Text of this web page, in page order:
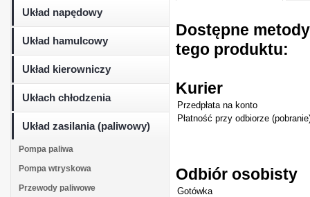
Układ napędowy
Układ hamulcowy
Układ kierowniczy
Ukłach chłodzenia
Układ zasilania (paliwowy)
Pompa paliwa
Pompa wtryskowa
Przewody paliwowe
Dostępne
tego produktu:
Kurier
Przedpłata na konto
Płatność przy odbiorze
Odbiór osobisty
Gotówka